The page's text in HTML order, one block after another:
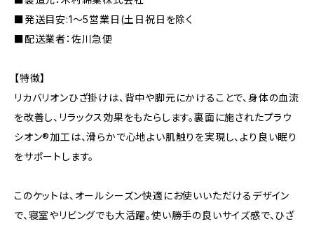
■発送目安:1〜5営業日(土日祝日を除く
■配送業者：佐川急便
【特徴】
リカバリオンひざ掛けは、背中や脚元にかけることで、身体の血流
を改善し、リラックス効果をもたらします。裏面に施されたプラウ
シオン®加工は、滑らかで心地よい肌触りを実現し、より良い眠り
をサポートします。
このケットは、オールシーズン快適にお使いいただけるデザイン
で、寝室やリビングでも大活躍。使い勝手の良いサイズ感で、ひざ